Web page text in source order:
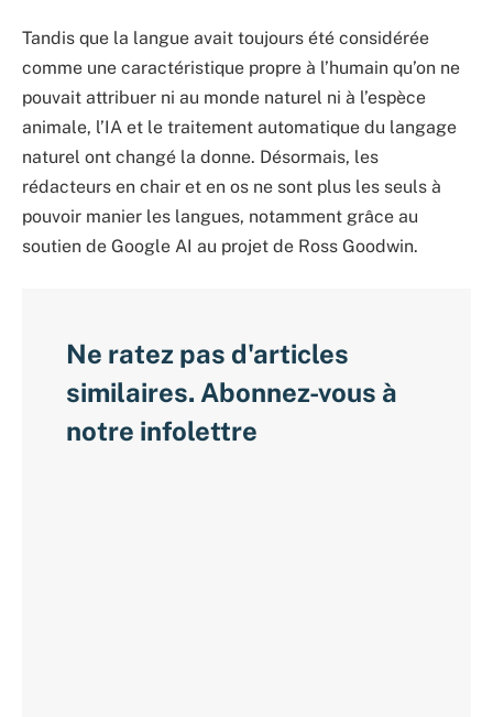
Tandis que la langue avait toujours été considérée
comme une caractéristique propre à l’humain qu’on ne
pouvait attribuer ni au monde naturel ni à l’espèce
animale, l’IA et le traitement automatique du langage
naturel ont changé la donne. Désormais, les
rédacteurs en chair et en os ne sont plus les seuls à
pouvoir manier les langues, notamment grâce au
soutien de Google AI au projet de Ross Goodwin.
Ne ratez pas d'articles
similaires. Abonnez-vous à
notre infolettre